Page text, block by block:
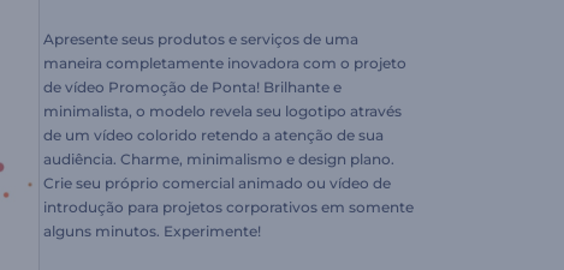
Apresente seus produtos e serviços de uma
maneira completamente inovadora com o projeto
de vídeo Promoção de Ponta! Brilhante e
minimalista, o modelo revela seu logotipo através
de um vídeo colorido retendo a atenção de sua
audiência. Charme, minimalismo e design plano.
Crie seu próprio comercial animado ou vídeo de
introdução para projetos corporativos em somente
alguns minutos. Experimente!